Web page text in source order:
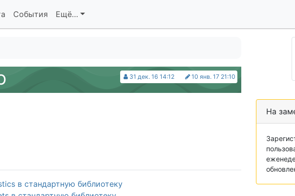
События Ещё…
31 дек. 16 14:12 10 янв. 17 21:10
в стандартную библиотеку
На